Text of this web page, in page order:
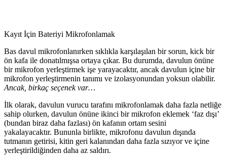
Kayıt İçin Bateriyi Mikrofonlamak
Bas davul mikrofonlanırken sıklıkla karşılaşılan bir sorun, kick bir
ön kafa ile donatılmışsa ortaya çıkar. Bu durumda, davulun önüne
bir mikrofon yerleştirmek işe yarayacaktır, ancak davulun içine bir
mikrofon yerleştirmenin tanımı ve izolasyonundan yoksun olabilir.
Ancak, birkaç seçenek var…
İlk olarak, davulun vurucu tarafını mikrofonlamak daha fazla netliğe
sahip olurken, davulun önüne ikinci bir mikrofon eklemek ‘faz dışı’
(bundan biraz daha fazlası) ön kafanın ortam sesini
yakalayacaktır. Bununla birlikte, mikrofonu davulun dışında
tutmanın getirisi, kitin geri kalanından daha fazla sızıyor ve içine
yerleştirildiğinden daha az saldırı.